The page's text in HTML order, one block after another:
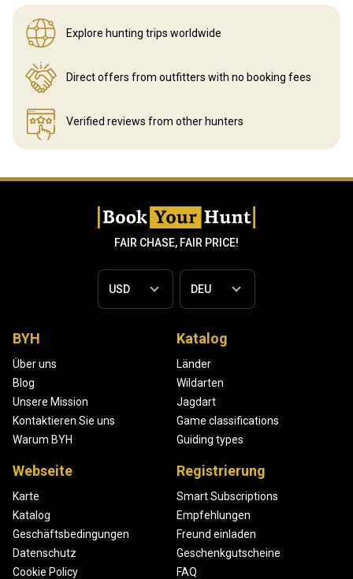
Explore hunting trips worldwide
Direct offers from outfitters with no booking fees
Verified reviews from other hunters
FAIR CHASE, FAIR PRICE!
BYH
Über uns
Blog
Unsere Mission
Kontaktieren Sie uns
Warum BYH
Katalog
Länder
Wildarten
Jagdart
Game classifications
Guiding types
Webseite
Karte
Katalog
Geschäftsbedingungen
Datenschutz
Cookie Policy
Registrierung
Smart Subscriptions
Empfehlungen
Freund einladen
Geschenkgutscheine
FAQ